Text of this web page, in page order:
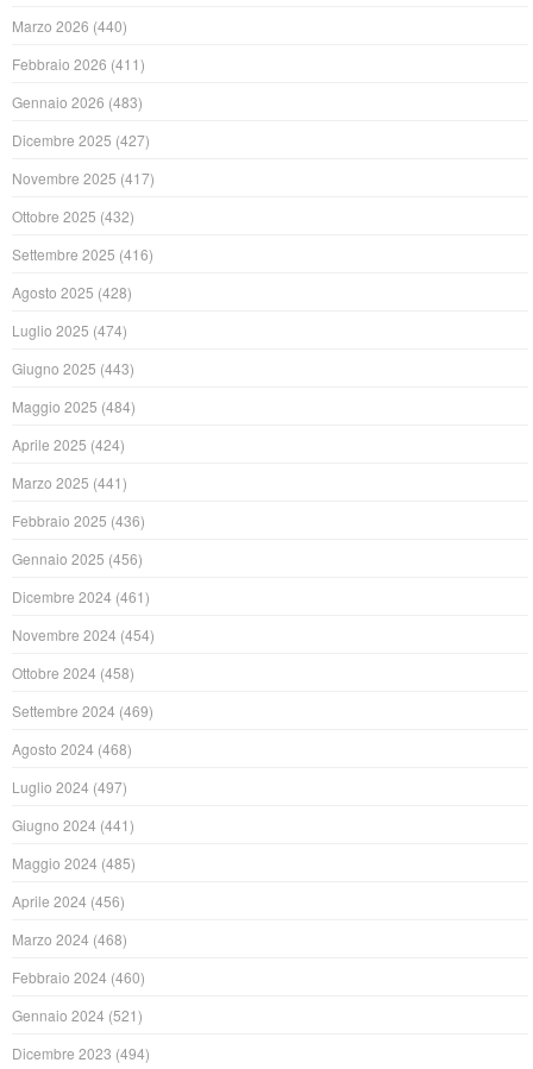
Marzo 2026 (440)
Febbraio 2026 (411)
Gennaio 2026 (483)
Dicembre 2025 (427)
Novembre 2025 (417)
Ottobre 2025 (432)
Settembre 2025 (416)
Agosto 2025 (428)
Luglio 2025 (474)
Giugno 2025 (443)
Maggio 2025 (484)
Aprile 2025 (424)
Marzo 2025 (441)
Febbraio 2025 (436)
Gennaio 2025 (456)
Dicembre 2024 (461)
Novembre 2024 (454)
Ottobre 2024 (458)
Settembre 2024 (469)
Agosto 2024 (468)
Luglio 2024 (497)
Giugno 2024 (441)
Maggio 2024 (485)
Aprile 2024 (456)
Marzo 2024 (468)
Febbraio 2024 (460)
Gennaio 2024 (521)
Dicembre 2023 (494)